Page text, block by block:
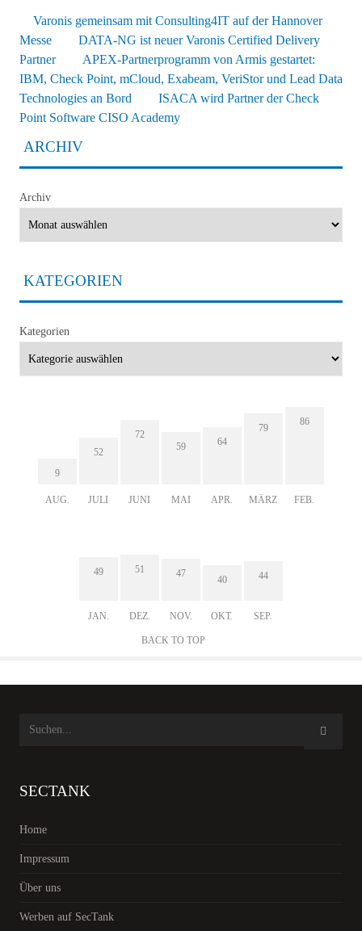
Varonis gemeinsam mit Consulting4IT auf der Hannover
Messe
DATA-NG ist neuer Varonis Certified Delivery
Partner
APEX-Partnerprogramm von Armis gestartet:
IBM, Check Point, mCloud, Exabeam, VeriStor und Lead Data
Technologies an Bord
ISACA wird Partner der Check
Point Software CISO Academy
ARCHIV
Archiv
KATEGORIEN
Kategorien
9
AUG.
52
JULI
72
JUNI
59
MAI
64
APR.
79
MÄRZ
86
FEB.
49
JAN.
51
DEZ.
47
NOV.
40
OKT.
44
SEP.
BACK TO TOP
SECTANK
Home
Impressum
Über uns
Werben auf SecTank